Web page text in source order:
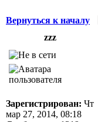
Вернуться к началу
zzz
Зарегистрирован: Чт
мар 27, 2014, 08:18